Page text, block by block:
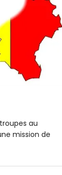
au
mission de